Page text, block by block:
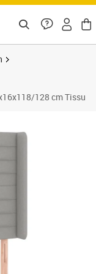
128 cm Tissu